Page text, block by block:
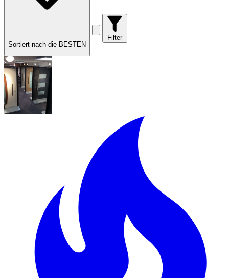
Sortiert nach die BESTEN
Filter